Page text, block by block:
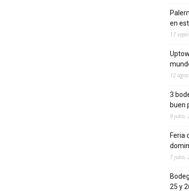
en
17
12
3
buen
9 julio,
Feria
7 julio,
25 y